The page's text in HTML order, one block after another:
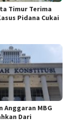
Timur Terima
Pidana Cukai
Anggaran MBG
Dari